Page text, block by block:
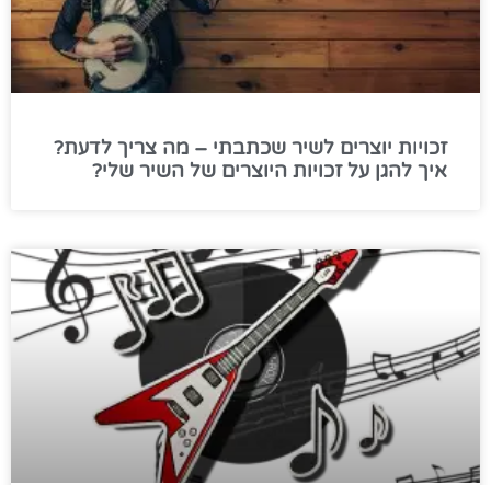
זכויות יוצרים לשיר שכתבתי – מה צריך לדעת?
איך להגן על זכויות היוצרים של השיר שלי?